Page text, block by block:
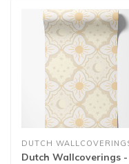
DUTCH
Dutch Wallcoverings -